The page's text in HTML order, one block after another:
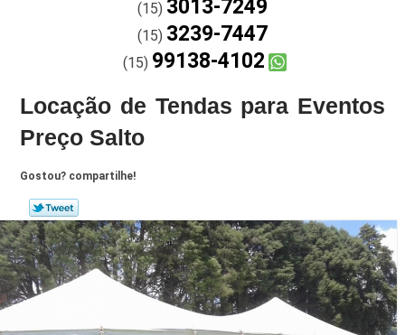
(15) 3013-7249
(15) 3239-7447
(15) 99138-4102
Locação de Tendas para Eventos
Preço Salto
Gostou? compartilhe!